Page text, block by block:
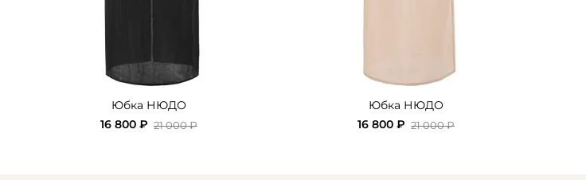
Юбка НЮДО
16 800 ₽ 21 000 ₽
Юбка НЮДО
16 800 ₽ 21 000 ₽